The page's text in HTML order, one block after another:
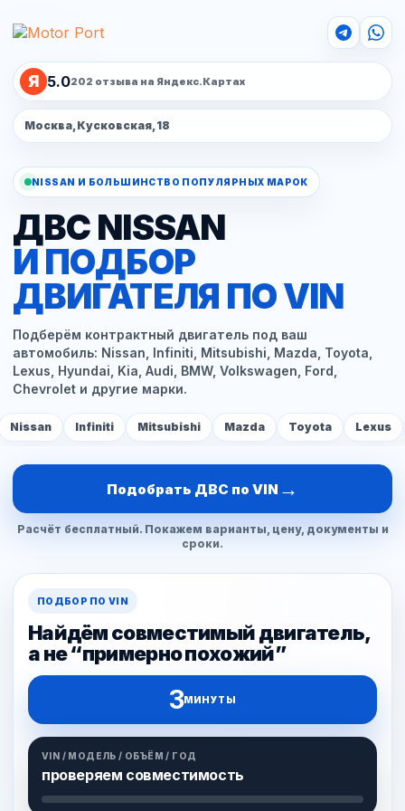
Я 5.0202 отзыва на Яндекс.Картах
Москва, Кусковская, 18
NISSAN И БОЛЬШИНСТВО ПОПУЛЯРНЫХ МАРОК
ДВС NISSAN
И ПОДБОР
ДВИГАТЕЛЯ ПО VIN
Подберём контрактный двигатель под ваш
автомобиль: Nissan, Infiniti, Mitsubishi, Mazda, Toyota,
Lexus, Hyundai, Kia, Audi, BMW, Volkswagen, Ford,
Chevrolet и другие марки.
Nissan Infiniti Mitsubishi Mazda Toyota Lexus
Подобрать ДВС по VIN →
Расчёт бесплатный. Покажем варианты, цену, документы и
сроки.
ПОДБОР ПО VIN
Найдём совместимый двигатель,
а не “примерно похожий”
3МИНУТЫ
VIN / МОДЕЛЬ / ОБЪЁМ / ГОД
проверяем совместимость